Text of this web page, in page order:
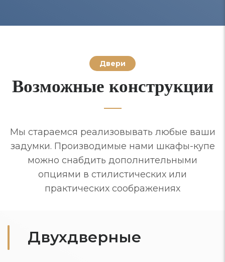
Двери
Возможные конструкции
Мы стараемся реализовывать любые ваши
задумки. Производимые нами шкафы-купе
можно снабдить дополнительными
опциями в стилистических или
практических соображениях
Двухдверные